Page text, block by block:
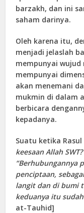
barzakh, dan ini
saham darinya.
Oleh karena itu,
menjadi jelaslah
mempunyai
mempunyai
akan menemani
mukmin di dalam
berbicara
kepadanya.
Suatu ketika
keesaan Allah SWT?
“Berhubungannya
penciptaan,
langit dan di bumi
keduanya itu
at-Tauhid]